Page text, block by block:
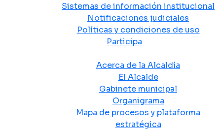
Sistemas de información institucional
Notificaciones judiciales
Políticas y condiciones de uso
Participa
Acerca de la Alcaldía
El Alcalde
Gabinete municipal
Organigrama
Mapa de procesos y plataforma
estratégica